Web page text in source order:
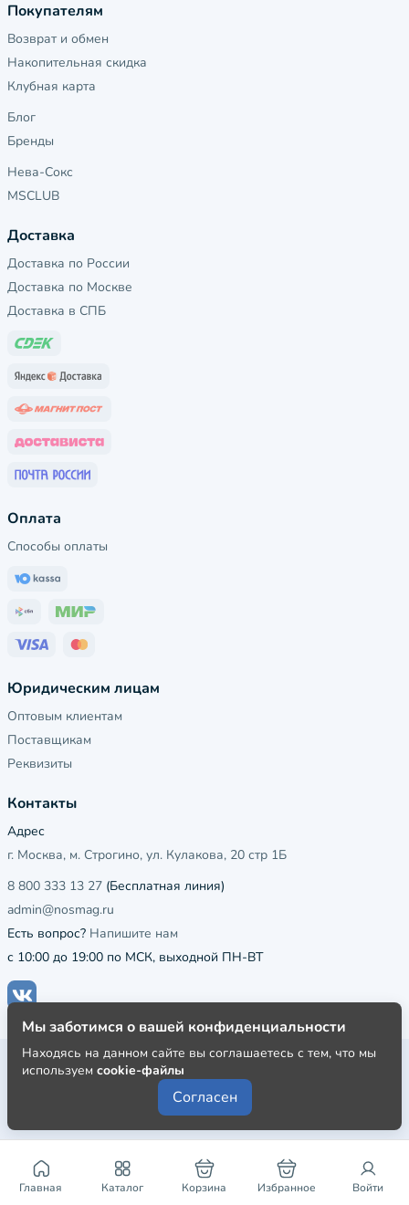
Главная Каталог Корзина Избранное Войти
Покупателям
Возврат и обмен
Накопительная скидка
Клубная карта
Блог
Бренды
Нева-Сокс
MSCLUB
Доставка
Доставка по России
Доставка по Москве
Доставка в СПБ
Оплата
Способы оплаты
Юридическим лицам
Оптовым клиентам
Поставщикам
Реквизиты
Контакты
Адрес
г. Москва, м. Строгино, ул. Кулакова, 20 стр 1Б
8 800 333 13 27 (Бесплатная линия)
admin@nosmag.ru
Есть вопрос? Напишите нам
с 10:00 до 19:00 по МСК, выходной ПН-ВТ
Публичная оферта
Пользовательское соглашение
Политика конфиденциальности
Мы заботимся о вашей конфиденциальности
Находясь на данном сайте вы соглашаетесь с тем, что мы
используем cookie-файлы
Согласен